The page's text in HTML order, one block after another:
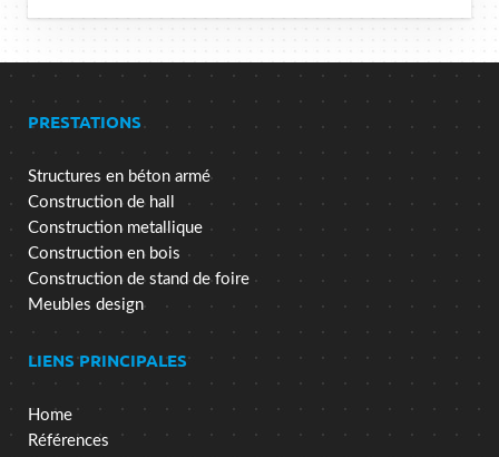
PRESTATIONS
Structures en béton armé
Construction de hall
Construction metallique
Construction en bois
Construction de stand de foire
Meubles design
LIENS PRINCIPALES
Home
Références